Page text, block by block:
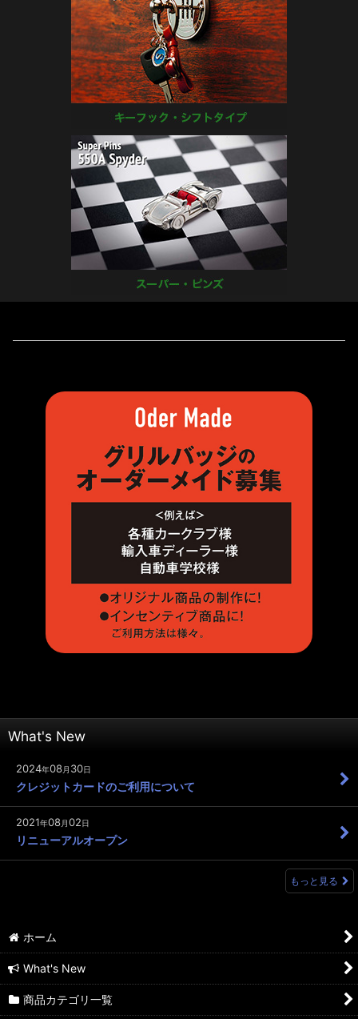
What's New
2024年08月 30日
クレジットカードのご利用について
2021年08月02日
リニューアルオープン
もっと見る
ホーム
What's New
商品カテゴリ一覧